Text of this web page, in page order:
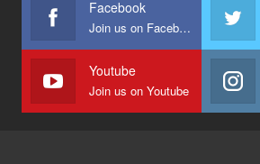
Facebook
Join us on Facebook
Youtube
Join us on Youtube